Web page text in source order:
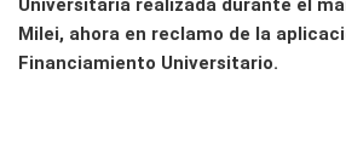
Universitaria realizada durante el
Milei, ahora en reclamo de la
Financiamiento Universitario.